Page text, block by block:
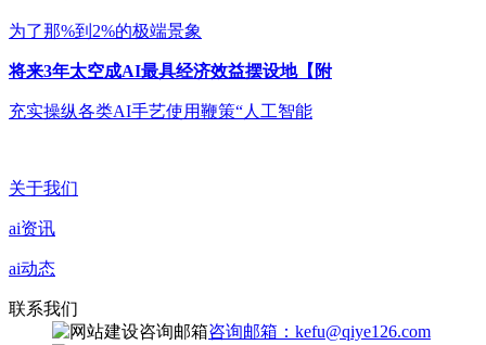
为了那%到2%的极端景象
将来3年太空成AI最具经济效益摆设地【附
充实操纵各类AI手艺使用鞭策“人工智能
关于我们
ai资讯
ai动态
联系我们
咨询邮箱：kefu@qiye126.com